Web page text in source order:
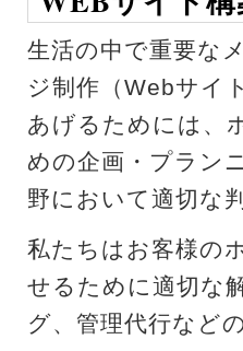
生活の中で重要な
ジ制作（Webサイ
あげるためには、
めの企画・プラン
野において適切な
私たちはお客様の
せるために適切な
グ、管理代行など